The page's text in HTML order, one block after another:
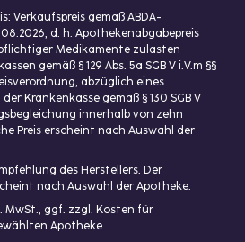
Verkaufspreis gemäß ABDA-
d. h. Apothekenabgabepreis
Medikamente zulasten
gemäß § 129 Abs. 5a SGB V i.V.m §§
abzüglich eines
Krankenkasse gemäß § 130 SGB V
innerhalb von zehn
Preis erscheint nach Auswahl der
des Herstellers. Der
nach Auswahl der Apotheke.
MwSt., ggf. zzgl. Kosten für
Apotheke.